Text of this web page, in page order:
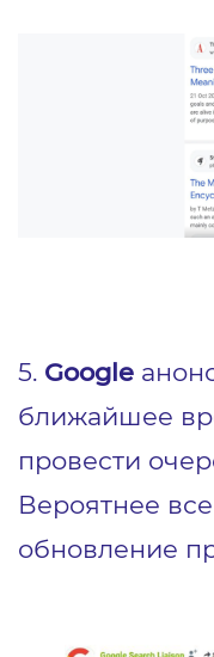
5. Google
ближайшее
провести
Вероятнее
обновление